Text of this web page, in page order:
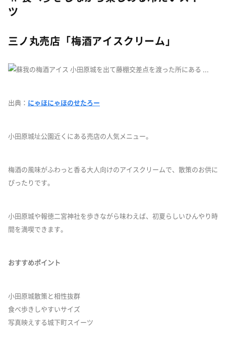
ツ
三ノ丸売店「梅酒アイスクリーム」
出典： にゃほにゃほのせたろー
小田原城址公園近くにある売店の人気メニュー。
梅酒の風味がふわっと香る大人向けのアイスクリームで、散策のお供に
ぴったりです。
小田原城や報徳二宮神社を歩きながら味わえば、初夏らしいひんやり時
間を満喫できます。
おすすめポイント
小田原城散策と相性抜群
食べ歩きしやすいサイズ
写真映えする城下町スイーツ